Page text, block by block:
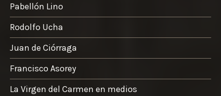
Pabellón Lino
Rodolfo Ucha
Juan de Ciórraga
Francisco Asorey
La Virgen del Carmen en medios